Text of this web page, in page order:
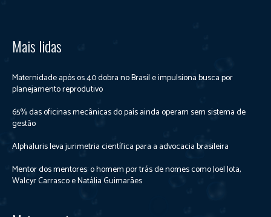
Mais lidas
Maternidade após os 40 dobra no Brasil e impulsiona busca por
planejamento reprodutivo
65% das oficinas mecânicas do país ainda operam sem sistema de
gestão
AlphaJuris leva jurimetria científica para a advocacia brasileira
Mentor dos mentores: o homem por trás de nomes como Joel Jota,
Walcyr Carrasco e Natália Guimarães